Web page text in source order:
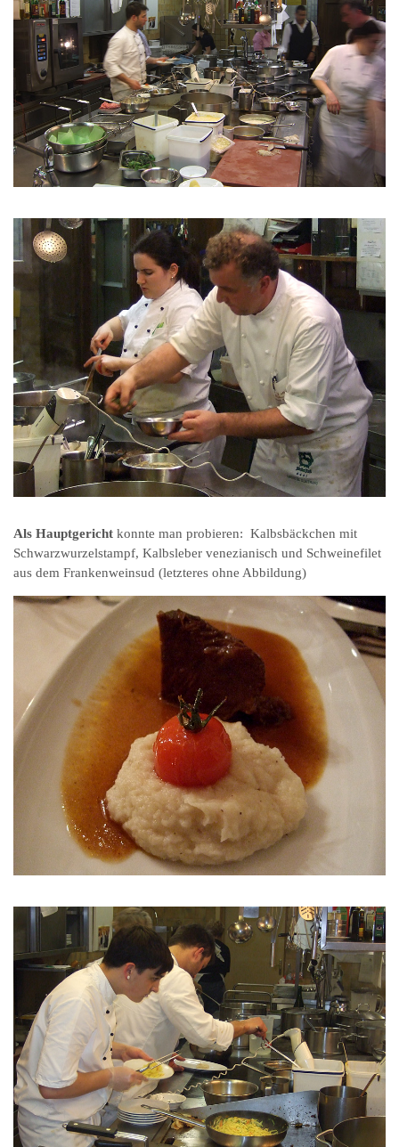
Als Hauptgericht konnte man probieren: Kalbsbäckchen mit
Schwarzwurzelstampf, Kalbsleber venezianisch und Schweinefilet
aus dem Frankenweinsud (letzteres ohne Abbildung)